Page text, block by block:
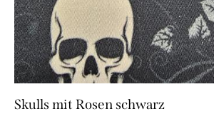
Skulls mit Rosen schwarz